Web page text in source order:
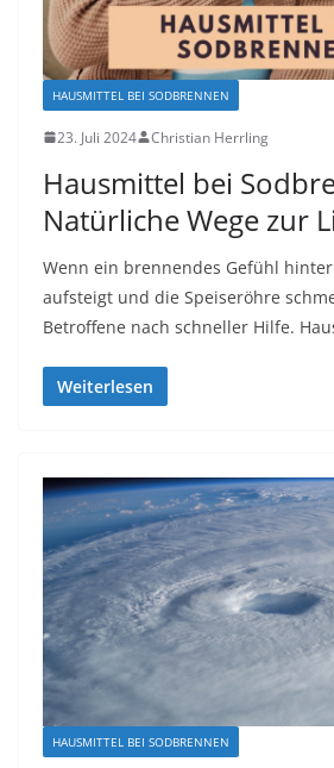
HAUSMITTEL BEI SODBRENNEN
23. Juli 2024 Christian Herrling
Hausmittel bei
Natürliche Wege zur
Wenn ein brennendes Gefühl
aufsteigt und die Speiseröhre
Betroffene nach schneller Hilfe.
Weiterlesen
HAUSMITTEL BEI SODBRENNEN